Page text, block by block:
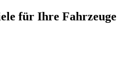
für Ihre Fahrzeuge